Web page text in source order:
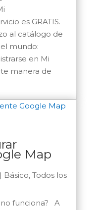
es GRATIS.
al catálogo de
mundo:
en Mi
manera de
Map
Básico, Todos los
funciona? A